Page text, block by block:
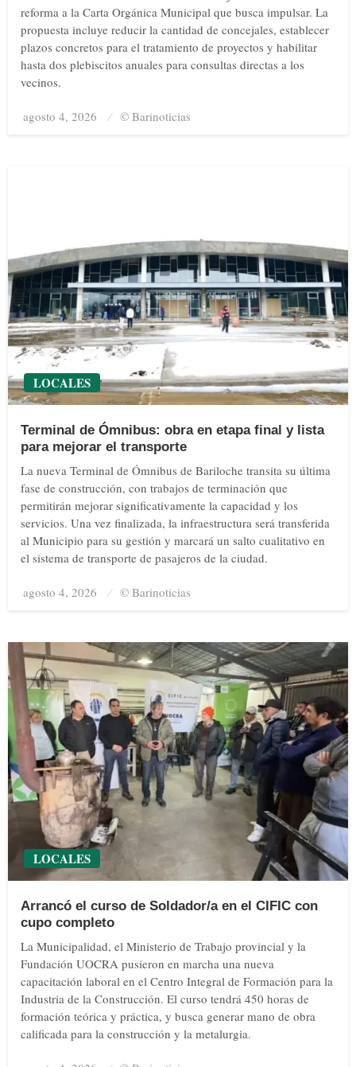
reforma a la Carta Orgánica Municipal que busca impulsar. La
propuesta incluye reducir la cantidad de concejales, establecer
plazos concretos para el tratamiento de proyectos y habilitar
hasta dos plebiscitos anuales para consultas directas a los
vecinos.
Posted
agosto 4, 2026 © Barinoticias
LOCALES
Terminal de Ómnibus: obra en etapa final y lista
para mejorar el transporte
La nueva Terminal de Ómnibus de Bariloche transita su última
fase de construcción, con trabajos de terminación que
permitirán mejorar significativamente la capacidad y los
servicios. Una vez finalizada, la infraestructura será transferida
al Municipio para su gestión y marcará un salto cualitativo en
el sistema de transporte de pasajeros de la ciudad.
Posted
agosto 4, 2026 © Barinoticias
LOCALES
Arrancó el curso de Soldador/a en el CIFIC con
cupo completo
La Municipalidad, el Ministerio de Trabajo provincial y la
Fundación UOCRA pusieron en marcha una nueva
capacitación laboral en el Centro Integral de Formación para la
Industria de la Construcción. El curso tendrá 450 horas de
formación teórica y práctica, y busca generar mano de obra
calificada para la construcción y la metalurgia.